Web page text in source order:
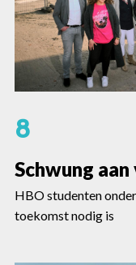
8
Schwung
HBO studenten
toekomst nodig is